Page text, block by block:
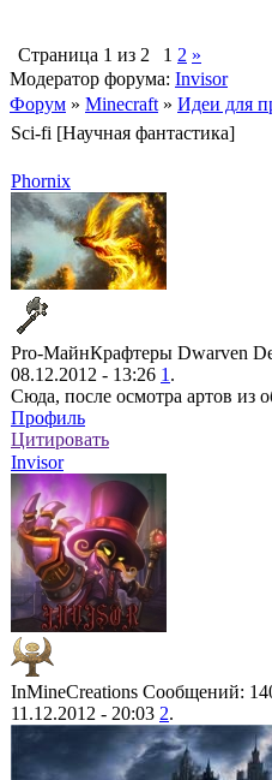
Страница 1 из 2 1 2 »
Модератор форума: Invisor
Форум » Minecraft » Идеи для
Sci-fi [Научная фантастика]
Phornix
Pro-МайнКрафтеры Dwarven
08.12.2012 - 13:26 1 .
Сюда, после осмотра артов из
Профиль
Цитировать
Invisor
InMineCreations Сообщений:
11.12.2012 - 20:03 2.